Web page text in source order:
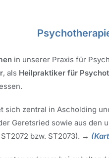
in unserer Praxis für
, als Heilpraktiker für
sich zentral in Ascholding
Geretsried sowie aus den
bzw. ST2073). →